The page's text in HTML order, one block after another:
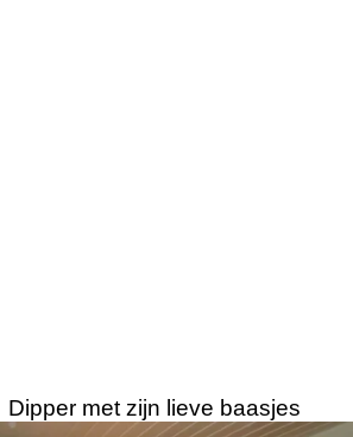
met zijn lieve baasjes